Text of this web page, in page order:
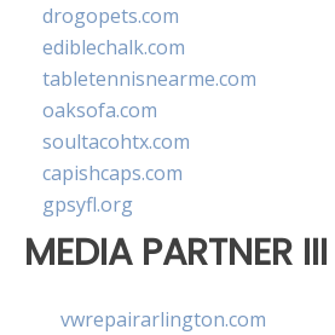
drogopets.com
ediblechalk.com
tabletennisnearme.com
oaksofa.com
soultacohtx.com
capishcaps.com
gpsyfl.org
MEDIA PARTNER III
vwrepairarlington.com